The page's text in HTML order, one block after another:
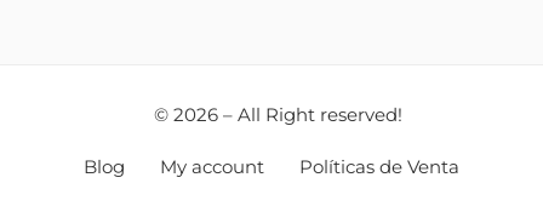
© 2026 – All Right reserved!
Blog My account Políticas de Venta